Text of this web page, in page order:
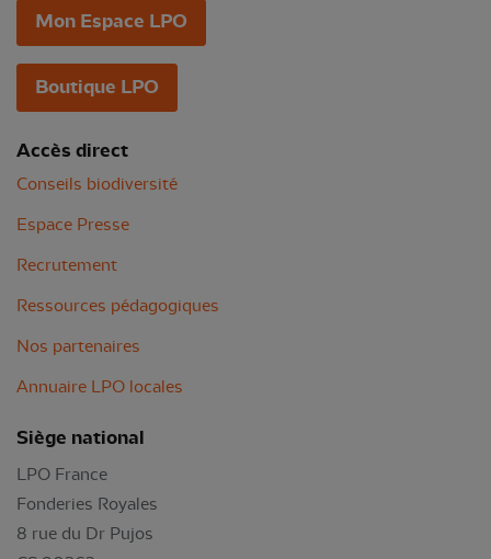
Mon Espace LPO
Boutique LPO
Accès direct
Conseils biodiversité
Espace Presse
Recrutement
Ressources pédagogiques
Nos partenaires
Annuaire LPO locales
Siège national
LPO France
Fonderies Royales
8 rue du Dr Pujos